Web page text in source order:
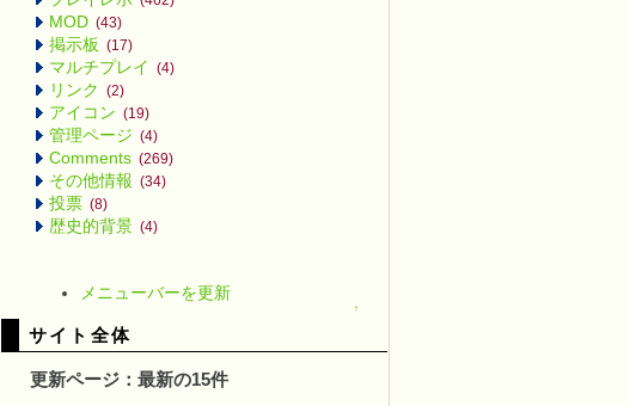
MOD (43)
掲示板 (17)
マルチプレイ (4)
リンク (2)
アイコン (19)
管理ページ (4)
Comments (269)
その他情報 (34)
投票 (8)
歴史的背景 (4)
メニューバーを更新
↑
サイト全体
更新ページ：最新の15件